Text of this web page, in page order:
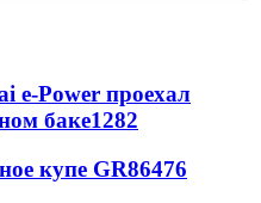
e-Power проехал
баке1282
купе GR86476